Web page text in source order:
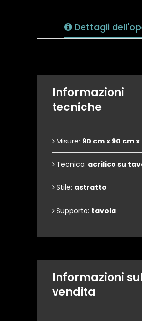
Dettagli
Informazioni
tecniche
Misure: 90 cm x 90 cm x
Tecnica: acrilico su
Stile: astratto
Supporto: tavola
Informazioni
vendita